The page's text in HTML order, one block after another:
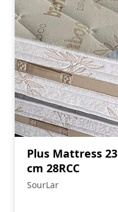
Plus Mattress 23
cm 28RCC
SourLar